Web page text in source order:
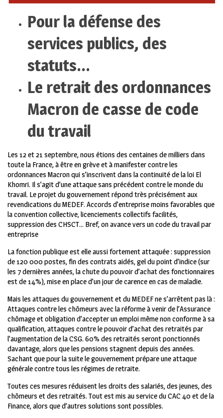
Pour la défense des
services publics, des
statuts…
Le retrait des ordonnances
Macron de casse de code
du travail
Les 12 et 21 septembre, nous étions des centaines de milliers dans
toute la France, à être en grève et à manifester contre les
ordonnances Macron qui s’inscrivent dans la continuité de la loi El
Khomri. Il s’agit d’une attaque sans précédent contre le monde du
travail. Le projet du gouvernement répond très précisément aux
revendications du MEDEF. Accords d’entreprise moins favorables que
la convention collective, licenciements collectifs facilités,
suppression des CHSCT… Bref, on avance vers un code du travail par
entreprise
La fonction publique est elle aussi fortement attaquée : suppression
de 120 000 postes, fin des contrats aidés, gel du point d’indice (sur
les 7 dernières années, la chute du pouvoir d’achat des fonctionnaires
est de 14%), mise en place d’un jour de carence en cas de maladie.
Mais les attaques du gouvernement et du MEDEF ne s’arrêtent pas là :
Attaques contre les chômeurs avec la réforme à venir de l’Assurance
chômage et obligation d’accepter un emploi même non conforme à sa
qualification, attaques contre le pouvoir d’achat des retraités par
l’augmentation de la CSG. 60% des retraités seront ponctionnés
davantage, alors que les pensions stagnent depuis des années.
Sachant que pour la suite le gouvernement prépare une attaque
générale contre tous les régimes de retraite.
Toutes ces mesures réduisent les droits des salariés, des jeunes, des
chômeurs et des retraités. Tout est mis au service du CAC 40 et de la
Finance, alors que d’autres solutions sont possibles.